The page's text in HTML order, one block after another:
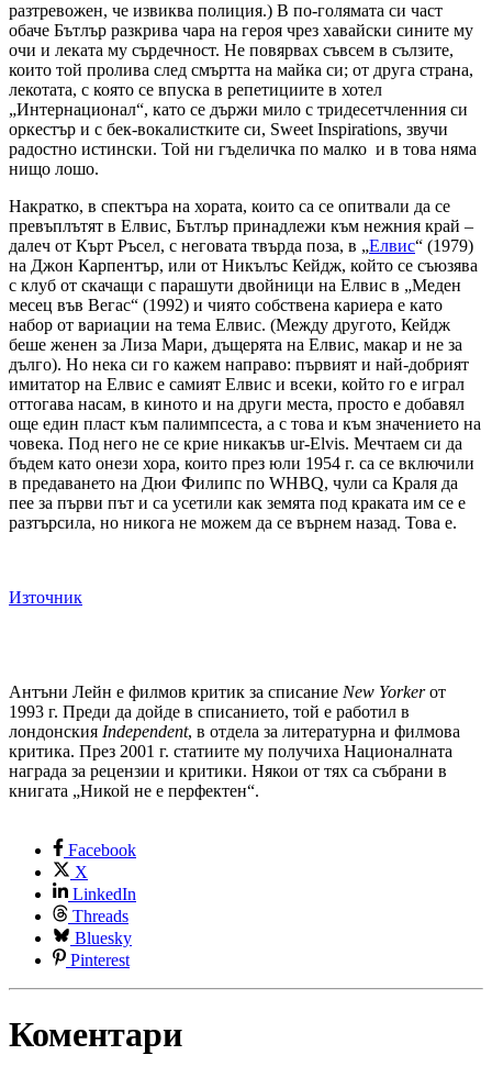
разтревожен, че извиква полиция.) В по-голямата си част
обаче Бътлър разкрива чара на героя чрез хавайски сините му
очи и леката му сърдечност. Не повярвах съвсем в сълзите,
които той пролива след смъртта на майка си; от друга страна,
лекотата, с която се впуска в репетициите в хотел
„Интернационал“, като се държи мило с тридесетчленния си
оркестър и с бек-вокалистките си, Sweet Inspirations, звучи
радостно истински. Той ни гъделичка по малко и в това няма
нищо лошо.
Накратко, в спектъра на хората, които са се опитвали да се
превъплътят в Елвис, Бътлър принадлежи към нежния край –
далеч от Кърт Ръсел, с неговата твърда поза, в „Елвис“ (1979)
на Джон Карпентър, или от Никълъс Кейдж, който се съюзява
с клуб от скачащи с парашути двойници на Елвис в „Меден
месец във Вегас“ (1992) и чиято собствена кариера е като
набор от вариации на тема Елвис. (Между другото, Кейдж
беше женен за Лиза Мари, дъщерята на Елвис, макар и не за
дълго). Но нека си го кажем направо: първият и най-добрият
имитатор на Елвис е самият Елвис и всеки, който го е играл
оттогава насам, в киното и на други места, просто е добавял
още един пласт към палимпсеста, а с това и към значението на
човека. Под него не се крие никакъв ur-Elvis. Мечтаем си да
бъдем като онези хора, които през юли 1954 г. са се включили
в предаването на Дюи Филипс по WHBQ, чули са Краля да
пее за първи път и са усетили как земята под краката им се е
разтърсила, но никога не можем да се върнем назад. Това е.
Източник
Антъни Лейн е филмов критик за списание New Yorkerот
1993 г. Преди да дойде в списанието, той е работил в
лондонския Independent, в отдела за литературна и филмова
критика. През 2001 г. статиите му получиха Националната
награда за рецензии и критики. Някои от тях са събрани в
книгата „Никой не е перфектен“.
Facebook
X
LinkedIn
Threads
Bluesky
Pinterest
Коментари